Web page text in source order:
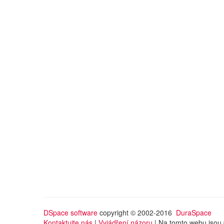
DSpace software copyright © 2002-2016 DuraSpace